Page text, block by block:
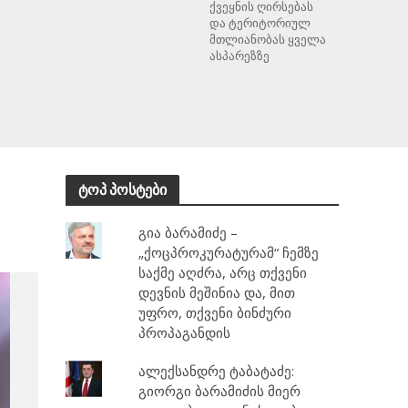
ქვეყნის ღირსებას
და ტერიტორიულ
მთლიანობას ყველა
ასპარეზზე
ტოპ პოსტები
გია ბარამიძე –
„ქოცპროკურატურამ“ ჩემზე
საქმე აღძრა, არც თქვენი
დევნის მეშინია და, მით
უფრო, თქვენი ბინძური
პროპაგანდის
ალექსანდრე ტაბატაძე:
გიორგი ბარამიძის მიერ